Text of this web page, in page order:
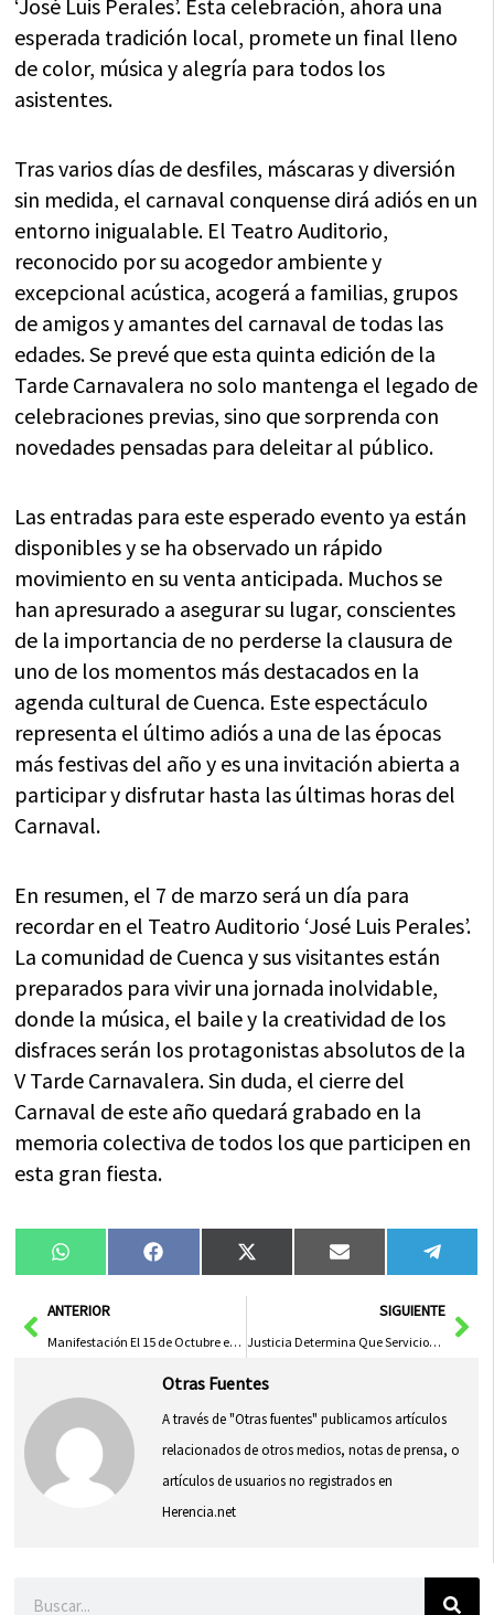
‘José Luis Perales’. Esta celebración, ahora una
esperada tradición local, promete un final lleno
de color, música y alegría para todos los
asistentes.
Tras varios días de desfiles, máscaras y diversión
sin medida, el carnaval conquense dirá adiós en un
entorno inigualable. El Teatro Auditorio,
reconocido por su acogedor ambiente y
excepcional acústica, acogerá a familias, grupos
de amigos y amantes del carnaval de todas las
edades. Se prevé que esta quinta edición de la
Tarde Carnavalera no solo mantenga el legado de
celebraciones previas, sino que sorprenda con
novedades pensadas para deleitar al público.
Las entradas para este esperado evento ya están
disponibles y se ha observado un rápido
movimiento en su venta anticipada. Muchos se
han apresurado a asegurar su lugar, conscientes
de la importancia de no perderse la clausura de
uno de los momentos más destacados en la
agenda cultural de Cuenca. Este espectáculo
representa el último adiós a una de las épocas
más festivas del año y es una invitación abierta a
participar y disfrutar hasta las últimas horas del
Carnaval.
En resumen, el 7 de marzo será un día para
recordar en el Teatro Auditorio ‘José Luis Perales’.
La comunidad de Cuenca y sus visitantes están
preparados para vivir una jornada inolvidable,
donde la música, el baile y la creatividad de los
disfraces serán los protagonistas absolutos de la
V Tarde Carnavalera. Sin duda, el cierre del
Carnaval de este año quedará grabado en la
memoria colectiva de todos los que participen en
esta gran fiesta.
Compartir
en
WhatsAppCompartir
en
FacebookCompartir
en
X
(Twitter)
Compartir
en
Email
en
AntANTERIOR
Manifestación El 15 de Octubre en CLM por la Libertad de Palestina
SIGUIENTE
Justicia Determina Que Servicios Mínimos en Paros del Transporte Sanitario Violaban Derecho a Huelga
Otras Fuentes
A través de "Otras fuentes" publicamos artículos
relacionados de otros medios, notas de prensa, o
artículos de usuarios no registrados en
Herencia.net